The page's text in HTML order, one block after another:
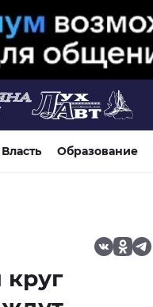
Власть Образование